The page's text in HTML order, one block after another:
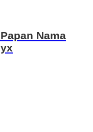
Nama